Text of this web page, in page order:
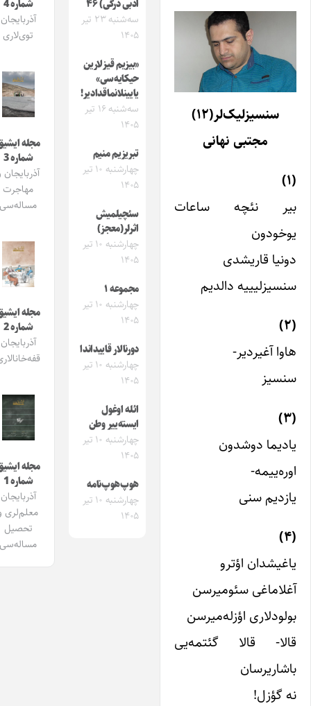
سنسیزلیک‌لر(۱۲)
مجتبی نهانی
نئچه ساعات
قاریشدی
دالدیم
آغیردیر-
دوشدون
سنی
اؤترو
سئومیرسن
اؤزله‌میرسن
قالا گئتمه‌یی
گؤزل!
ادبی درگی) ۴۶
سه‌شنبه ۲۳ تیر
«بیزیم قیزلارین
حیکایه‌سی»
یایینلانماقدادیر!
سه‌شنبه ۱۶ تیر
تبریزیم منیم
چهارشنبه ۱۰ تیر
سئچیلمیش
اثرلر(معجز)
چهارشنبه ۱۰ تیر
مجموعه ۱
چهارشنبه ۱۰ تیر
دورنالار قاییداندا
چهارشنبه ۱۰ تیر
ائله اوغول
ایسته‌ییر وطن
چهارشنبه ۱۰ تیر
هوپ‌هوپ‌نامه
چهارشنبه ۱۰ تیر
شماره 4
آذربایجان
توی‌لاری
مجله ایشیق
شماره 3
آذربایجان و
مهاجرت
مساله‌سی
مجله ایشیق
شماره 2
آذربایجان
قفه‌خانالاری
مجله ایشیق
شماره 1
آذربایجان
معلم‌لری و
تحصیل
مساله‌سی